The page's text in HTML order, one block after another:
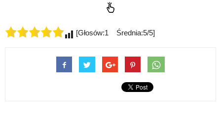
[Głosów:1 Średnia:5/5]